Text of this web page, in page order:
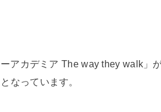
アカデミア The way they walk」
なっています。